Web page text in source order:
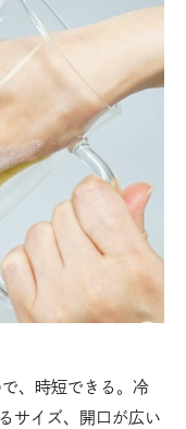
、時短できる。冷
サイズ、開口が広い